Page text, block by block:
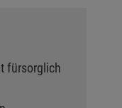
fürsorglich